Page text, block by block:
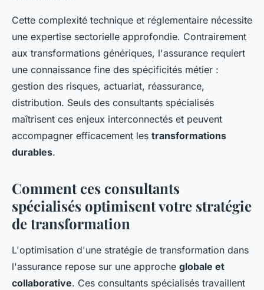
Cette complexité technique et réglementaire nécessite
une expertise sectorielle approfondie. Contrairement
aux transformations génériques, l'assurance requiert
une connaissance fine des spécificités métier :
gestion des risques, actuariat, réassurance,
distribution. Seuls des consultants spécialisés
maîtrisent ces enjeux interconnectés et peuvent
accompagner efficacement les transformations
durables.
Comment ces consultants
spécialisés optimisent votre stratégie
de transformation
L'optimisation d'une stratégie de transformation dans
l'assurance repose sur une approche globale et
collaborative. Ces consultants spécialisés travaillent